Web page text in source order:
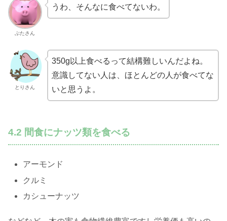
ぶたさん
うわ、そんなに食べてないわ。
とりさん
350g以上食べるって結構難しいんだよね。
意識してない人は、ほとんどの人が食べてな
いと思うよ。
4.2 間食にナッツ類を食べる
アーモンド
クルミ
カシューナッツ